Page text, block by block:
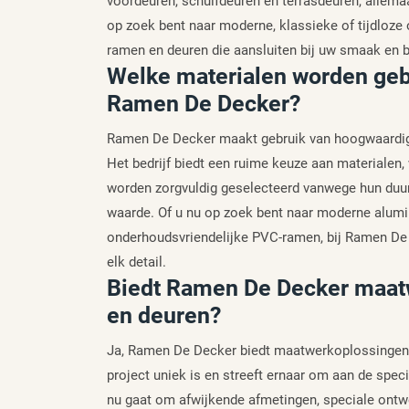
op zoek bent naar moderne, klassieke of tijdloze
ramen en deuren die aansluiten bij uw smaak en
Welke materialen worden
Ramen De Decker?
Ramen De Decker maakt gebruik van
Het bedrijf biedt een ruime keuze aan
worden zorgvuldig geselecteerd vanwege hun
waarde. Of u nu op zoek bent naar moderne
onderhoudsvriendelijke PVC-ramen, bij Ramen
elk detail.
Biedt Ramen De Decker
en deuren?
Ja, Ramen De Decker biedt
project uniek is en streeft ernaar om aan de
nu gaat om afwijkende afmetingen, speciale